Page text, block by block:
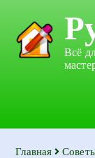
Всё
Главная